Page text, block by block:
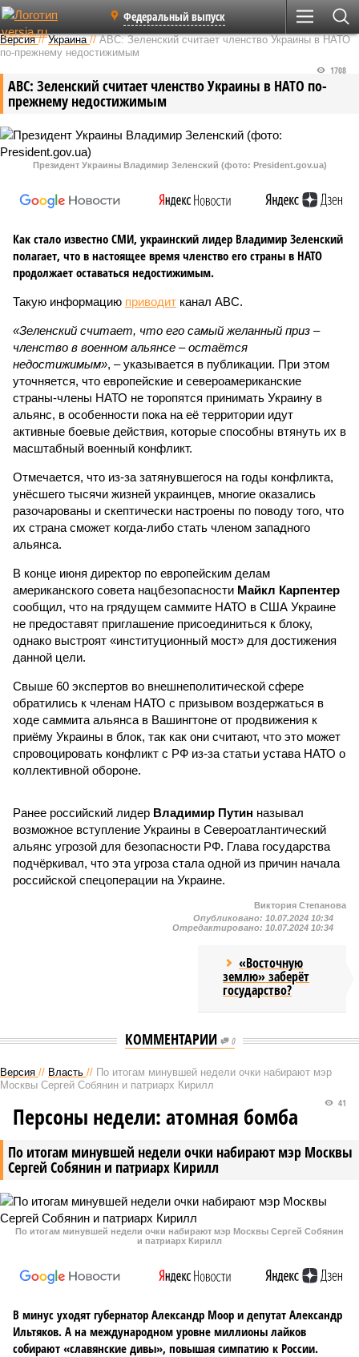
Федеральный выпуск
Версия //Украина //ABC: Зеленский считает членство Украины в НАТО
по-прежнему недостижимым
ABC: Зеленский считает членство Украины в НАТО по-
прежнему недостижимым
1708
Президент Украины Владимир Зеленский (фото: President.gov.ua)
Как стало известно СМИ, украинский лидер Владимир Зеленский
полагает, что в настоящее время членство его страны в НАТО
продолжает оставаться недостижимым.
Такую информацию приводит канал ABC.
«Зеленский считает, что его самый желанный приз –
членство в военном альянсе – остаётся
недостижимым», – указывается в публикации. При этом
уточняется, что европейские и североамериканские
страны-члены НАТО не торопятся принимать Украину в
альянс, в особенности пока на её территории идут
активные боевые действия, которые способны втянуть их в
масштабный военный конфликт.
Отмечается, что из-за затянувшегося на годы конфликта,
унёсшего тысячи жизней украинцев, многие оказались
разочарованы и скептически настроены по поводу того, что
их страна сможет когда-либо стать членом западного
альянса.
В конце июня директор по европейским делам
американского совета нацбезопасности Майкл Карпентер
сообщил, что на грядущем саммите НАТО в США Украине
не предоставят приглашение присоединиться к блоку,
однако выстроят «институционный мост» для достижения
данной цели.
Свыше 60 экспертов во внешнеполитической сфере
обратились к членам НАТО с призывом воздержаться в
ходе саммита альянса в Вашингтоне от продвижения к
приёму Украины в блок, так как они считают, что это может
спровоцировать конфликт с РФ из-за статьи устава НАТО о
коллективной обороне.
Ранее российский лидер Владимир Путин называл
возможное вступление Украины в Североатлантический
альянс угрозой для безопасности РФ. Глава государства
подчёркивал, что эта угроза стала одной из причин начала
российской спецоперации на Украине.
Виктория Степанова
Опубликовано: 10.07.2024 10:34
Отредактировано: 10.07.2024 10:34
«Восточную
землю» заберёт
государство?
КОММЕНТАРИИ 0
Версия // Власть // По итогам минувшей недели очки набирают мэр
Москвы Сергей Собянин и патриарх Кирилл
По итогам минувшей недели очки набирают мэр Москвы
Сергей Собянин и патриарх Кирилл
41
Персоны недели: атомная бомба
По итогам минувшей недели очки набирают мэр Москвы Сергей Собянин
и патриарх Кирилл
В минус уходят губернатор Александр Моор и депутат Александр
Ильтяков. А на международном уровне миллионы лайков
собирают «славянские дивы», повышая симпатию к России.